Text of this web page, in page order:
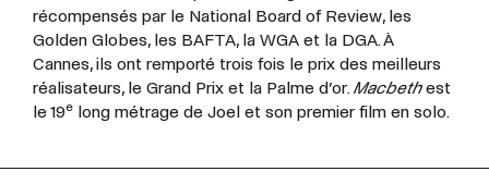
récompensés par le National Board of Review, les
Golden Globes, les BAFTA, la WGA et la DGA. À
Cannes, ils ont remporté trois fois le prix des meilleurs
réalisateurs, le Grand Prix et la Palme d’or. Macbethest
le 19e long métrage de Joel et son premier film en solo.